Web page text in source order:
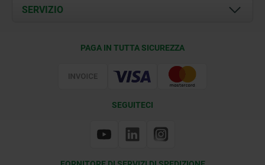
Contatti
Documents
SERVIZIO
PAGA IN TUTTA SICUREZZA
SEGUITECI